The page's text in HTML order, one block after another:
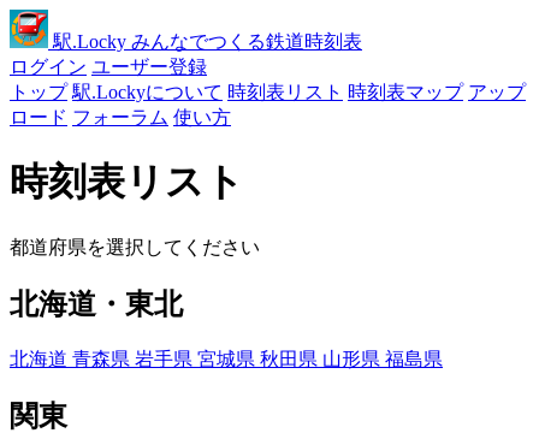
駅.Locky みんなでつくる鉄道時刻表
ログイン ユーザー登録
トップ 駅.Lockyについて 時刻表リスト 時刻表マップ アップ
ロード フォーラム 使い方
時刻表リスト
都道府県を選択してください
北海道・東北
北海道 青森県 岩手県 宮城県 秋田県 山形県 福島県
関東